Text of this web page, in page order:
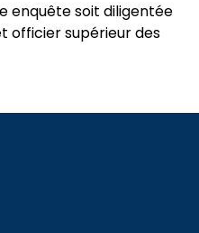
enquête soit diligentée
officier supérieur des